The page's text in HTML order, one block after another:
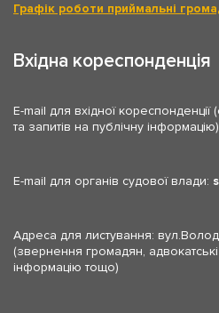
Графік роботи приймальні
Вхідна кореспонденція
E-mail для вхідної
та запитів на публічну
E-mail для органів судової влади:
Адреса для листування:
(звернення громадян,
інформацію тощо)